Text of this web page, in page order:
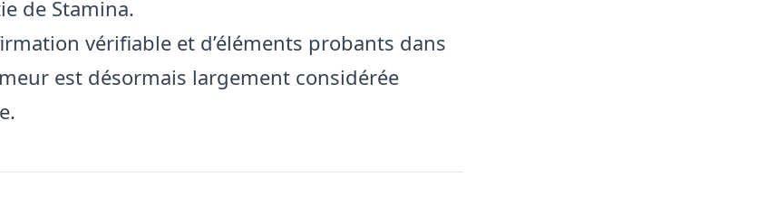
de Stamina.
vérifiable et d’éléments probants dans
est désormais largement considérée